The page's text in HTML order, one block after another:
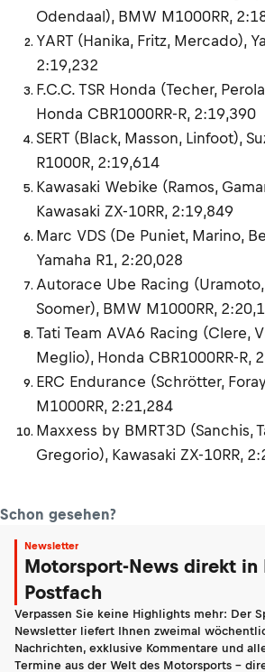
Odendaal), BMW M1000RR,
YART (Hanika, Fritz, Mercado),
2:19,232
F.C.C. TSR Honda (Techer,
Honda CBR1000RR-R, 2:19,390
SERT (Black, Masson, Linfoot),
R1000R, 2:19,614
Kawasaki Webike (Ramos,
Kawasaki ZX-10RR, 2:19,849
Marc VDS (De Puniet, Marino,
Yamaha R1, 2:20,028
Autorace Ube Racing
Soomer), BMW M1000RR,
Tati Team AVA6 Racing (Clere,
Meglio), Honda CBR1000RR-R,
ERC Endurance (Schrötter,
M1000RR, 2:21,284
Maxxess by BMRT3D (Sanchis,
Gregorio), Kawasaki ZX-10RR,
Schon gesehen?
Newsletter
Motorsport-News direkt in
Postfach
Verpassen Sie keine Highlights mehr: Der
Newsletter liefert Ihnen zweimal
Nachrichten, exklusive Kommentare und
Termine aus der Welt des Motorsports -